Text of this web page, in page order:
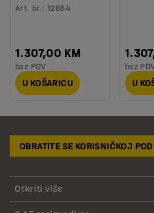
Art. br.:12864
1.307,00 KM
bez PDV
U KOŠARICU
bez
U
OBRATITE SE KORISNIČKOJ
Otkriti više